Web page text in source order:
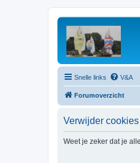
Snelle links V&A
Forumoverzicht
Verwijder cookies
Weet je zeker dat je